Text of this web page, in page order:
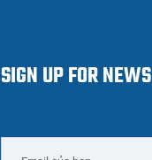
SIGN UP FOR NEWS